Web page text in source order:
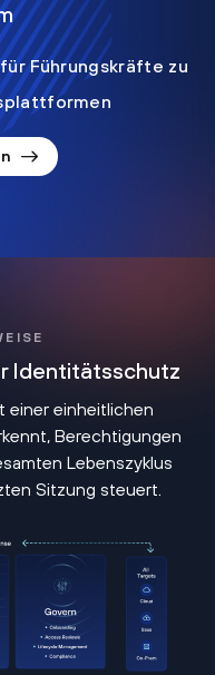
Führungskräfte zu
Identitätsschutz
einer einheitlichen
Berechtigungen
Lebenszyklus
Sitzung steuert.